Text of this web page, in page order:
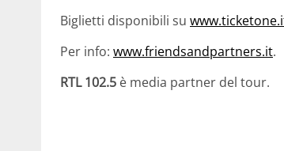
Biglietti disponibili su
Per info: www.friendsandpartners.it.
RTL 102.5 è media partner del tour.